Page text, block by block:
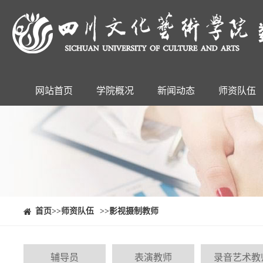
⠀⠀首页>>师资队伍 >>影视摄制教师
辅导员 表演教师 录音艺术教
网站首页 学院概况 新闻动态 师资队伍